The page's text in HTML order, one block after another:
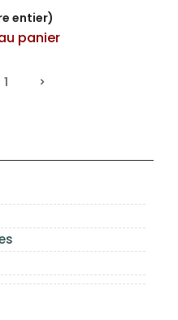
entier)
panier
1